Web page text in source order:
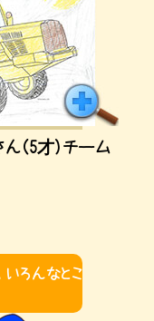
（5才）チーム
いろんなとこ